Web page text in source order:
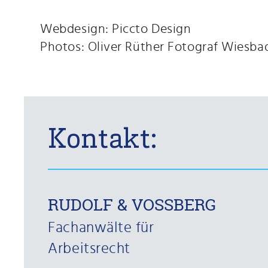
Webdesign: Piccto Design
Photos: Oliver Rüther Fotograf
Kontakt:
RUDOLF & VOSSBERG
Fachanwälte für
Arbeitsrecht